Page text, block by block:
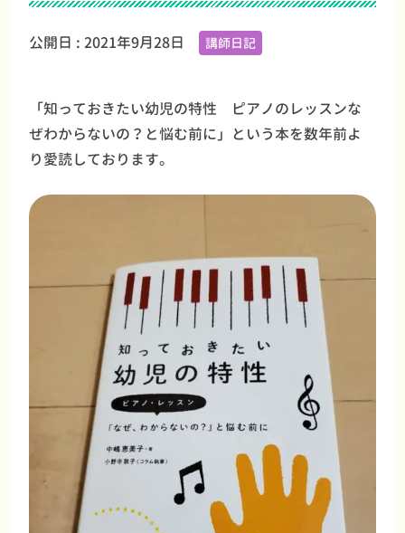
公開日 :2021年9月28日 講師日記
「知っておきたい幼児の特性 ピアノのレッスンな
ぜわからないの？と悩む前に」という本を数年前よ
り愛読しております。